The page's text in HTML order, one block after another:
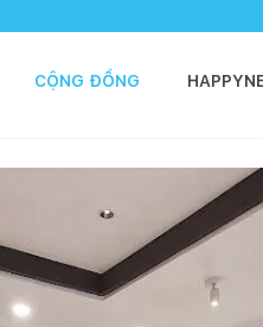
CỘNG ĐỒNG